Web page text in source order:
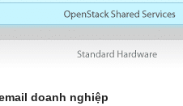
doanh nghiệp